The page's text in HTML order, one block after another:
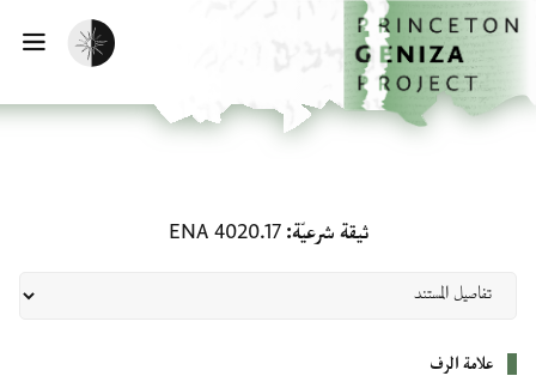
إلى المحتوى الرئيسي
الرئيسية
تفعيل الوضع المظلم
ثيقة شرعيّة ENA 4020.17
علامة الرف